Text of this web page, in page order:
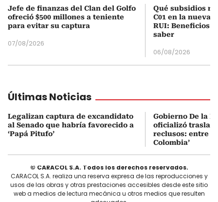
Jefe de finanzas del Clan del Golfo
ofreció $500 millones a teniente
para evitar su captura
07/08/2026
Qué subsidios
C01 en la nueva
RUI: Beneficios
saber
06/08/2026
Últimas Noticias
Legalizan captura de excandidato
al Senado que habría favorecido a
‘Papá Pitufo’
Gobierno De la
oficializó
reclusos: entre
Colombia’
© CARACOL S.A. Todos los derechos reservados.
CARACOL S.A. realiza una reserva expresa de las reproducciones y
usos de las obras y otras prestaciones accesibles desde este sitio
web a medios de lectura mecánica u otros medios que resulten